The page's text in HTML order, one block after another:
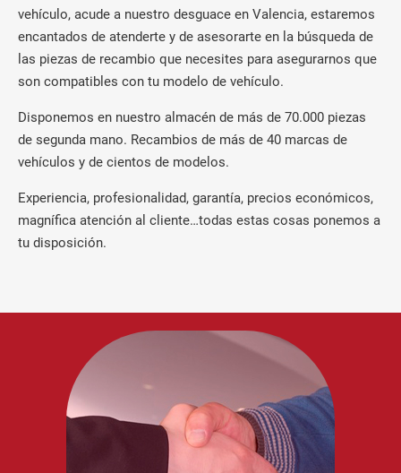
vehículo, acude a nuestro desguace en Valencia, estaremos
encantados de atenderte y de asesorarte en la búsqueda de
las piezas de recambio que necesites para asegurarnos que
son compatibles con tu modelo de vehículo.
Disponemos en nuestro almacén de más de 70.000 piezas
de segunda mano. Recambios de más de 40 marcas de
vehículos y de cientos de modelos.
Experiencia, profesionalidad, garantía, precios económicos,
magnífica atención al cliente…todas estas cosas ponemos a
tu disposición.